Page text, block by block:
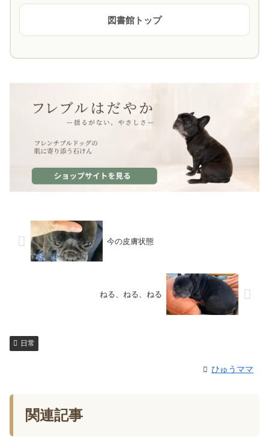
図書館トップ
今の皮膚状態
ねる、ねる、ねる
日常
ひゅうママ
関連記事